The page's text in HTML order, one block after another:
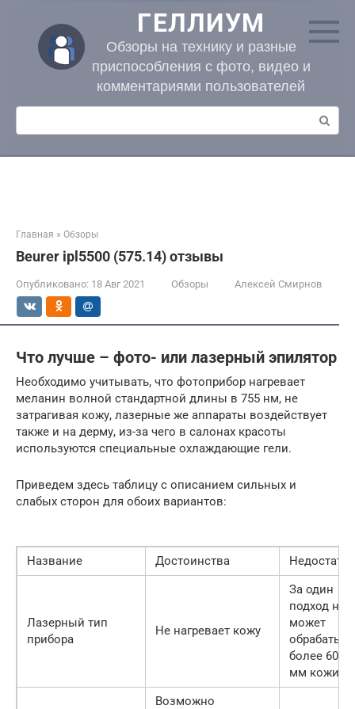
контенту
ГЕЛЛИУМ
Обзоры на технику и разные
приспособления с фото, видео и
комментариями пользователей
Поиск:
Главная » Обзоры
Beurer ipl5500 (575.14) отзывы
Опубликовано: 18 Авг 2021 Обзоры Алексей Смирнов
Что лучше – фото- или лазерный эпилятор
Необходимо учитывать, что фотоприбор нагревает
меланин волной стандартной длины в 755 нм, не
затрагивая кожу, лазерные же аппараты воздействует
также и на дерму, из-за чего в салонах красоты
используются специальные охлаждающие гели.
Приведем здесь таблицу с описанием сильных и
слабых сторон для обоих вариантов:
Название Достоинства Недостатки
Лазерный тип
прибора
Не нагревает кожу
За один
подход не
может
более 60
мм кожи
Возможно